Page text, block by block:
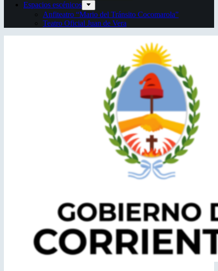
Espacios escénicos
Anfiteatro “Mario del Tránsito Cocomarola”
Teatro Oficial Juan de Vera